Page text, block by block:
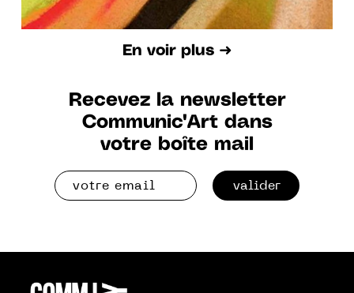
En voir plus ➜
Recevez la newsletter
Communic'Art dans
votre boîte mail
valider